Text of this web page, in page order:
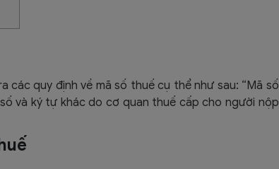
các quy định về mã số thuế cụ thể như sau: “Mã số
và ký tự khác do cơ quan thuế cấp cho người nộp